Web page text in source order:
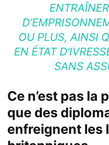
OU PLUS, AINSI
EN ÉTAT
SANS
Ce n’est pas la
que des
enfreignent les